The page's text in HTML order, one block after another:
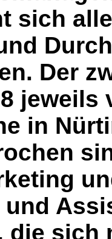
sich
Der
in
die sich